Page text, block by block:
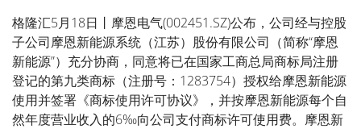
格隆汇5月18日丨 摩恩电气(002451.SZ)公布， 公司经与控股
子公司摩恩新能源系统（江苏）股份有限公司（简称“摩恩
新能源”）充分协商，同意将已在国家工商总局商标局注册
登记的第九类商标（注册号：1283754）授权给摩恩新能源
使用并签署《商标使用许可协议》，并按摩恩新能源每个自
然年度营业收入的6‰向公司支付商标许可使用费。摩恩新